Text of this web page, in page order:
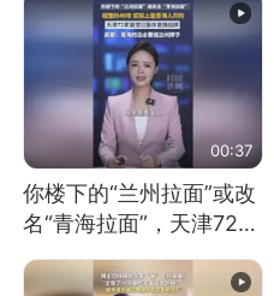
消息）
00:37
你楼下的“兰州拉面”或改
名“青海拉面”，天津72家
面馆已集体更换招牌